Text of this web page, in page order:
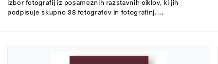
izbor fotografij iz posameznih razstavnih ciklov, ki jih
podpisuje skupno 38 fotografov in fotografinj. ...